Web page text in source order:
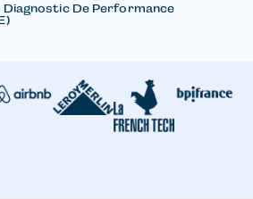
Diagnostic De Performance